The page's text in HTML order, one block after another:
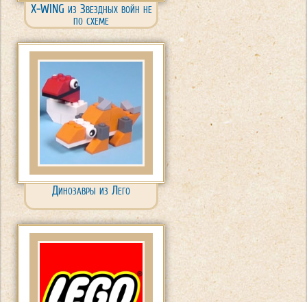
X-WING из Звездных войн не
по схеме
Динозавры из Лего